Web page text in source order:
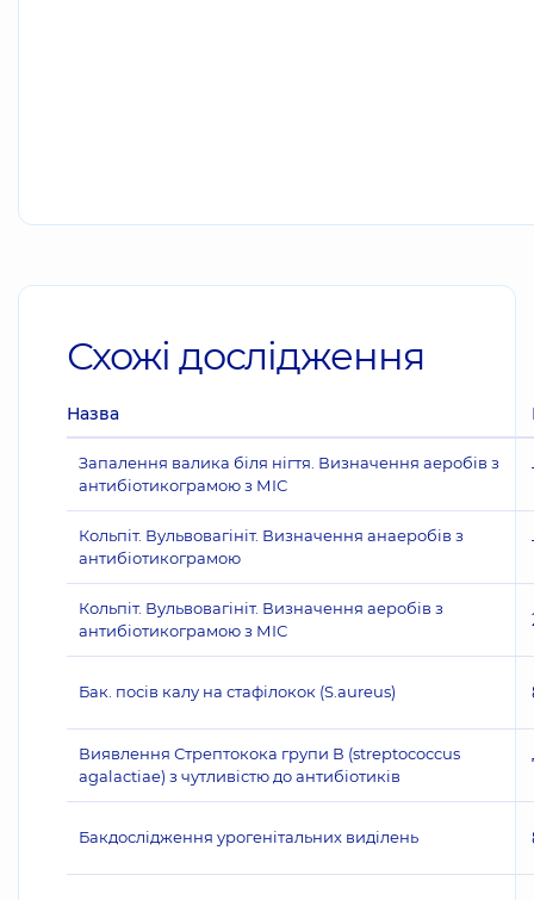
Схожі дослідження
Назва
Запалення валика біля нігтя. Визначення аеробів з
антибіотикограмою з МІС
Кольпіт. Вульвовагініт. Визначення анаеробів з
антибіотикограмою
Кольпіт. Вульвовагініт. Визначення аеробів з
антибіотикограмою з МІС
Бак. посів калу на стафілокок (S.aureus)
Виявлення Стрептокока групи В (streptococcus
agalactiae) з чутливістю до антибіотиків
Бакдослідження урогенітальних виділень